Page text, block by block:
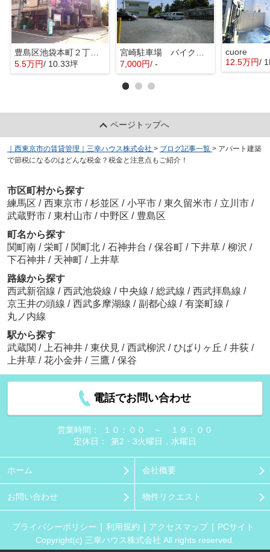
豊島区池袋本町２丁目の倉庫
5.5万円/ 10.33坪
宮崎駐車場 バイク区画
7,000円/ -
cuore
12.5万円/
ページトップへ
｜西東京市の賃貸管理｜三幸ハウス株式会社 > ブログ記事一覧 > アパート建築
で節税になるのはどんな税金？税金と注意点もご紹介！
市区町村から探す
練馬区 / 西東京市 / 杉並区 / 小平市 / 東久留米市 / 立川市 /
武蔵野市 / 東村山市 / 中野区 / 豊島区
町名から探す
関町南 / 栄町 / 関町北 / 石神井台 / 保谷町 / 下井草 / 柳沢 /
下石神井 / 天神町 /
上井草
路線から探す
西武新宿線 / 西武池袋線 / 中央線 / 総武線 / 西武拝島線 /
京王井の頭線 / 西武多摩湖線 / 副都心線 / 有楽町線 /
丸ノ内線
駅から探す
武蔵関 / 上石神井 / 東伏見 / 西武柳沢 / ひばりヶ丘 / 井荻 /
上井草 / 花小金井 / 三鷹 / 保谷
電話でお問い合わせ
営業時間：
１０：００ ～ １９：００
定休日：
第2・3火曜日，水曜日
ホーム 会社概要
お問い合わせ 物件リクエスト
プライバシーポリシー 利用規約 アクセスマップ
PCサイト
Copyright(c) 三幸ハウス株式会社 All rights reserved.